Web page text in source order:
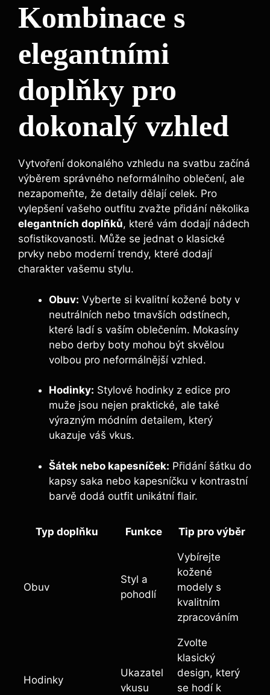
Kombinace s
elegantními
doplňky pro
dokonalý vzhled
Vytvoření dokonalého vzhledu na​ svatbu začíná
výběrem správného neformálního oblečení, ale
nezapomeňte, že detaily dělají celek. Pro
vylepšení ‍vašeho outfitu zvažte přidání několika
elegantních doplňků, které vám dodají nádech
⁤sofistikovanosti. Může se jednat‍ o klasické
prvky nebo moderní trendy, které dodají
charakter vašemu stylu.
Obuv: Vyberte si ‌kvalitní kožené boty v
neutrálních nebo⁢ tmavších odstínech,
které ladí s vaším oblečením. Mokasíny
nebo derby boty mohou být skvělou
volbou‍ pro⁢ neformálnější vzhled.
Hodinky: ⁣Stylové hodinky z edice pro
muže jsou nejen praktické, ale také
⁣výrazným módním detailem, který
ukazuje váš ‌vkus.
Šátek nebo kapesníček: Přidání šátku do
kapsy saka nebo kapesníčku v kontrastní
barvě dodá outfit unikátní flair.
Typ doplňku Funkce Tip⁤ pro výběr
Obuv
Styl a
pohodlí
Vybírejte
kožené
modely s
kvalitním
zpracováním
Hodinky
Ukazatel
vkusu
Zvolte
klasický
design, který
‍se hodí k